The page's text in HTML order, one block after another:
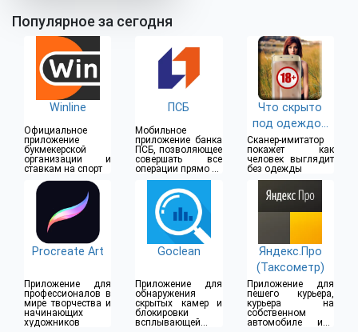
Популярное за сегодня
Winline
Официальное
приложение
букмекерской
организации и
ставкам на спорт
ПСБ
Мобильное
приложение банка
ПСБ, позволяющее
совершать все
операции прямо из
дома
Что скрыто
под одеждой
(18+)
Сканер-имитатор
покажет как
человек выглядит
без одежды
Procreate Art
Приложение для
профессионалов в
мире творчества и
начинающих
художников
Goclean
Приложение для
обнаружения
скрытых камер и
блокировки
всплывающей
Яндекс.Про
(Таксометр)
Приложение для
пешего курьера,
курьера на
собственном
автомобиле или